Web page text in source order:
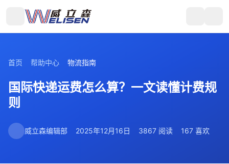
首页 帮助中心 物流指南
国际快递运费怎么算？一文读懂计费规
则
威立森编辑部 2025年12月16日 3867 阅读 167 喜欢